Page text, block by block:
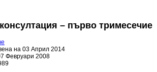
– първо тримесечие
на 03 Април 2014
Февруари 2008